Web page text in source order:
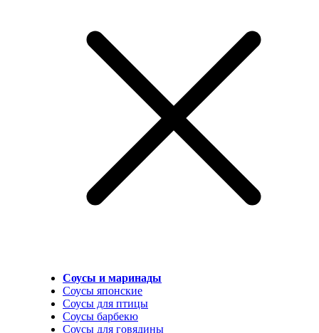
Соусы и маринады
Соусы японские
Соусы для птицы
Соусы барбекю
Соусы для говядины